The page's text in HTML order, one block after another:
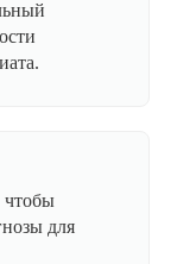
чтобы
для